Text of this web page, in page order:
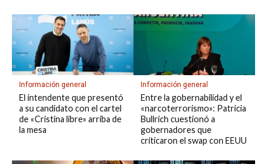
Información general
El intendente que presentó
a su candidato con el cartel
de «Cristina libre» arriba de
la mesa
Información general
Entre la gobernabilidad y el
«narcoterrorismo»: Patricia
Bullrich cuestionó a
gobernadores que
criticaron el swap con EEUU